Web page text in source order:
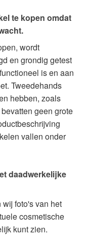
te kopen omdat
wordt
en grondig getest
is en aan
Tweedehands
hebben, zoals
geen grote
vallen onder
daadwerkelijke
foto's van het
cosmetische
kunt zien.